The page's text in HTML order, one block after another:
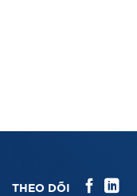
THEO DÕI